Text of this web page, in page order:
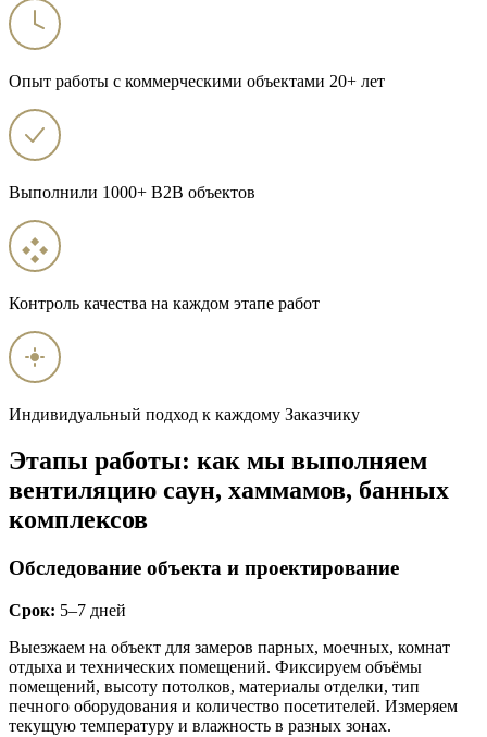
Опыт работы с коммерческими объектами 20+ лет
Выполнили 1000+ B2B объектов
Контроль качества на каждом этапе работ
Индивидуальный подход к каждому Заказчику
Этапы работы: как мы выполняем
вентиляцию саун, хаммамов, банных
комплексов
Обследование объекта и проектирование
Срок: 5–7 дней
Выезжаем на объект для замеров парных, моечных, комнат
отдыха и технических помещений. Фиксируем объёмы
помещений, высоту потолков, материалы отделки, тип
печного оборудования и количество посетителей. Измеряем
текущую температуру и влажность в разных зонах.